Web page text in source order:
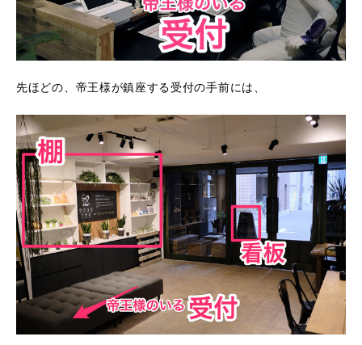
先ほどの、帝王様が鎮座する受付の手前には、